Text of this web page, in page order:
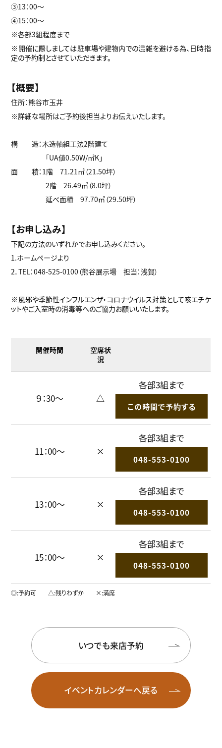
③13：00～
④15：00～
※各部3組程度まで
※開催に際しましては駐車場や建物内での混雑を避ける為、日時指
定の予約制とさせていただきます。
【概要】
住所：熊谷市玉井
※詳細な場所はご予約後担当よりお伝えいたします。
構 造：木造軸組工法2階建て
「UA値0.50W/㎡K」
面 積：1階 71.21㎡（21.50坪）
2階 26.49㎡（8.0坪）
延べ面積 97.70㎡（29.50坪）
【お申し込み】
下記の方法のいずれかでお申し込みください。
1.ホームページより
2．TEL：048-525-0100（熊谷展示場 担当：浅賀）
※風邪や季節性インフルエンザ・コロナウイルス対策として咳エチケ
ットやご入室時の消毒等へのご協力お願いいたします。
開催時間
空席状
況
９：30～ △
各部3組まで
この時間で予約する
11：00～ ×
各部3組まで
048-553-0100
13：00～ ×
各部3組まで
048-553-0100
15：00～ ×
各部3組まで
048-553-0100
◎予約可 △ 残りわずか × 満席
いつでも来店予約
イベントカレンダーへ戻る